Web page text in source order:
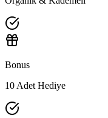
Bonus
10 Adet Hediye